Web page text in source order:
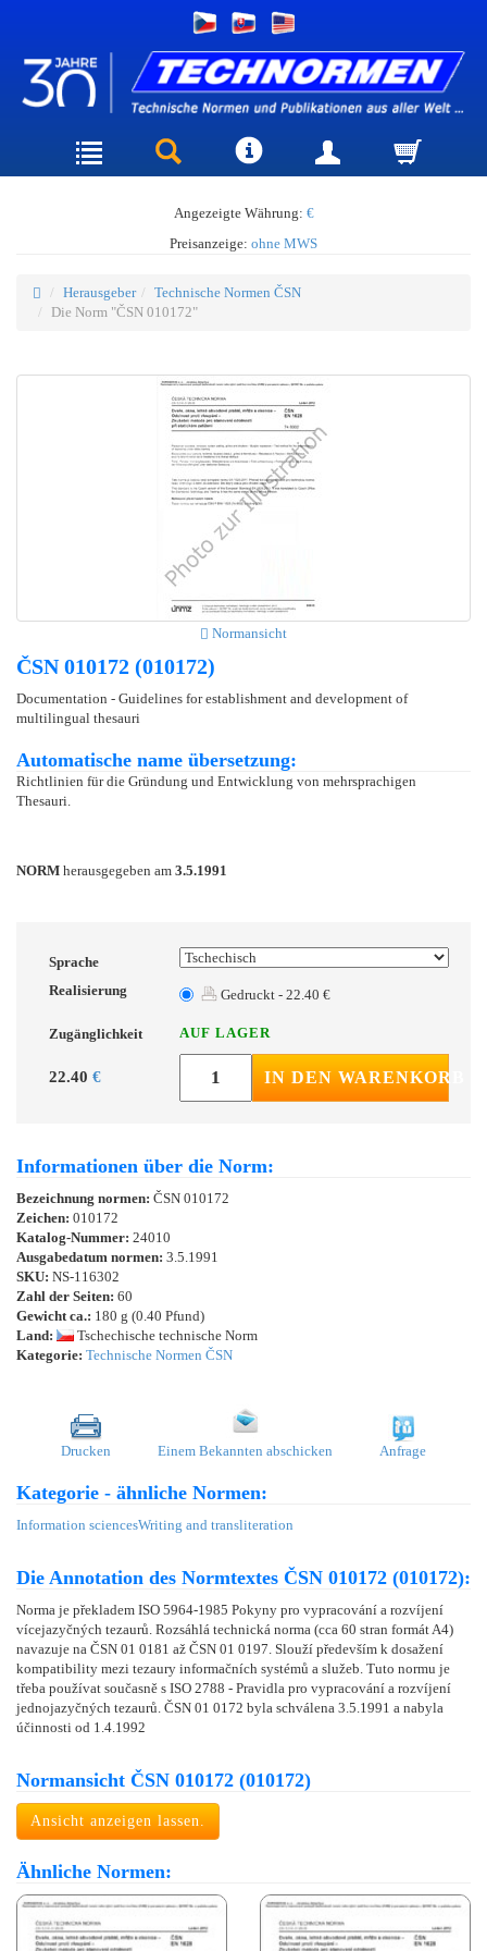
Angezeigte Währung: €
Preisanzeige: ohne MWS
Herausgeber
Technische Normen ČSN
Die Norm "ČSN 010172"
Normansicht
ČSN 010172 (010172)
Documentation - Guidelines for establishment and development of
multilingual thesauri
Automatische name übersetzung:
Richtlinien für die Gründung und Entwicklung von mehrsprachigen
Thesauri.
NORM herausgegeben am 3.5.1991
Sprache
Realisierung
Gedruckt - 22.40 €
Zugänglichkeit AUF LAGER
22.40 € IN DEN WARENKORB
Informationen über die Norm:
Bezeichnung normen: ČSN 010172
Zeichen: 010172
Katalog-Nummer: 24010
Ausgabedatum normen: 3.5.1991
SKU: NS-116302
Zahl der Seiten: 60
Gewicht ca.: 180 g (0.40 Pfund)
Land:
Tschechische technische Norm
Kategorie: Technische Normen ČSN
Drucken Einem Bekannten abschicken Anfrage
Kategorie - ähnliche Normen:
Information sciencesWriting and transliteration
Die Annotation des Normtextes ČSN 010172 (010172):
Norma je překladem ISO 5964-1985 Pokyny pro vypracování a rozvíjení
vícejazyčných tezaurů. Rozsáhlá technická norma (cca 60 stran formát A4)
navazuje na ČSN 01 0181 až ČSN 01 0197. Slouží především k dosažení
kompatibility mezi tezaury informačních systémů a služeb. Tuto normu je
třeba používat současně s ISO 2788 - Pravidla pro vypracování a rozvíjení
jednojazyčných tezaurů. ČSN 01 0172 byla schválena 3.5.1991 a nabyla
účinnosti od 1.4.1992
Normansicht ČSN 010172 (010172)
Ansicht anzeigen lassen.
Ähnliche Normen: